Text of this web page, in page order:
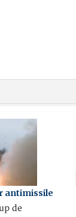
antimissile
de